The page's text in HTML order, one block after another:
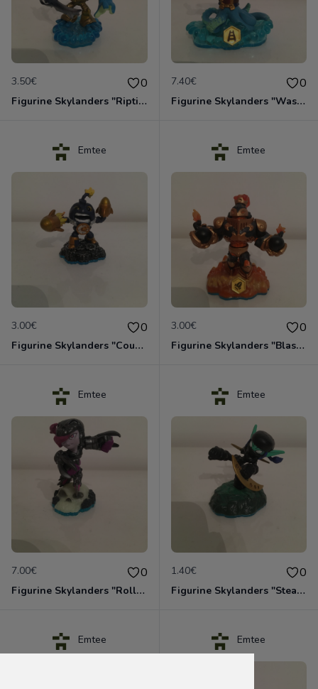
3.50€ 0
Figurine Skylanders "Riptide - Swap Force"
7.40€ 0
Figurine Skylanders "Wash Buckler - Swap Force"
Emtee
3.00€ 0
Figurine Skylanders "Countdown - Swap Force"
Emtee
3.00€ 0
Figurine Skylanders "Blast Zone - Swap Force"
Emtee
7.00€ 0
Figurine Skylanders "Roller Brawl - Swap Force"
Emtee
1.40€ 0
Figurine Skylanders "Stealth Elf - Swap Force, Ninja"
Emtee Emtee